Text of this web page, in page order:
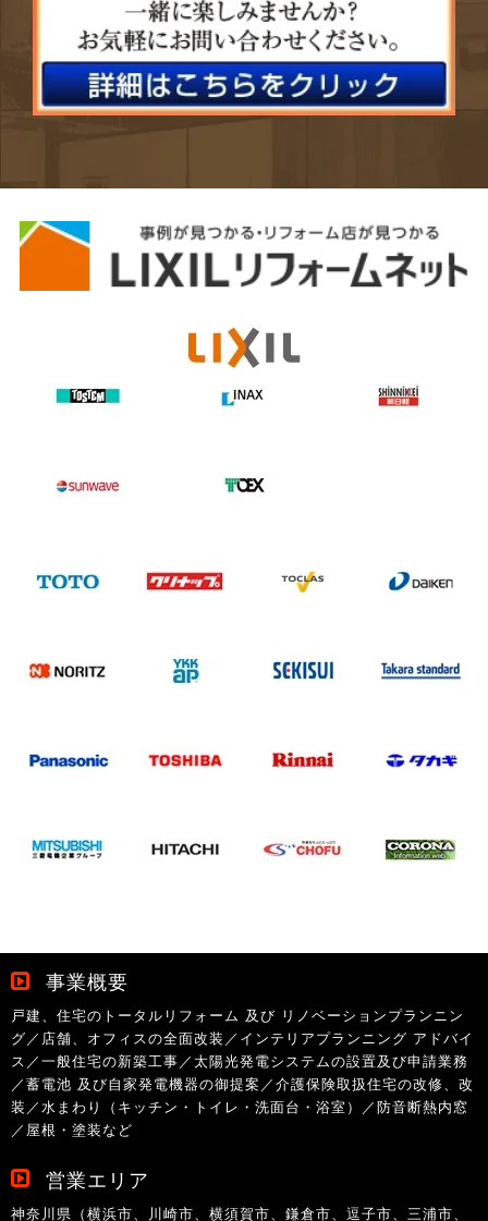
事業概要
戸建、住宅のトータルリフォーム 及び リノベーションプランニン
グ／店舗、オフィスの全面改装／インテリアプランニング アドバイ
ス／一般住宅の新築工事／太陽光発電システムの設置及び申請業務
／蓄電池 及び自家発電機器の御提案／介護保険取扱住宅の改修、改
装／水まわり（キッチン・トイレ・洗面台・浴室）／防音断熱内窓
／屋根・塗装など
営業エリア
神奈川県（横浜市、川崎市、横須賀市、鎌倉市、逗子市、三浦市、